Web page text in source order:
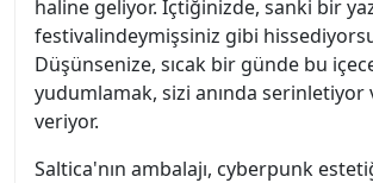
haline geliyor. İçtiğinizde, sanki bir
festivalindeymişsiniz gibi
Düşünsenize, sıcak bir günde bu
yudumlamak, sizi anında serinletiyor
veriyor.
Saltica'nın ambalajı, cyberpunk